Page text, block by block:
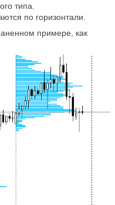
типа.
по горизонтали.
примере, как